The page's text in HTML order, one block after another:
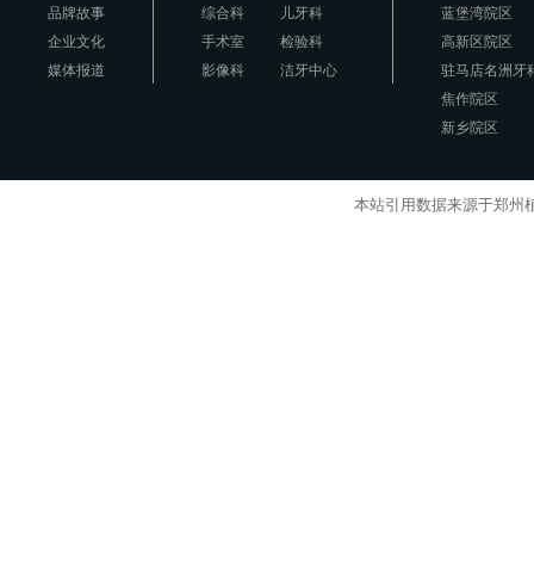
品牌故事
企业文化
媒体报道
综合科
儿牙科
手术室
检验科
影像科
洁牙中心
蓝堡湾院区
高新区院区
驻马店名洲牙
焦作院区
新乡院区
本站引用数据来源于郑州